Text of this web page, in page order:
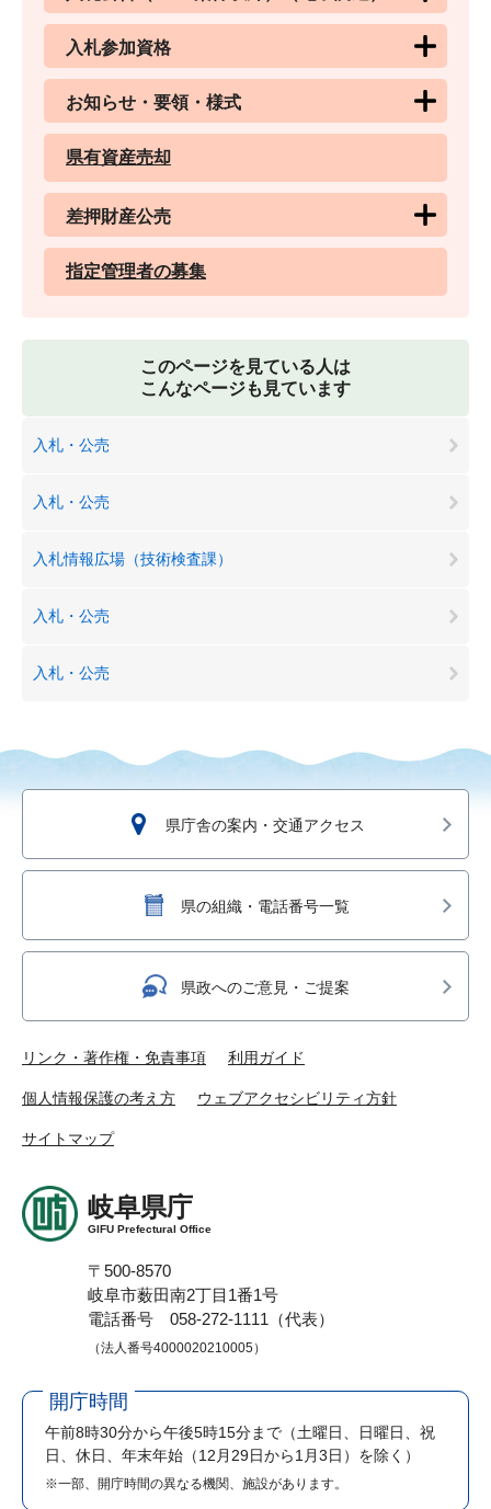
入札参加資格
お知らせ・要領・様式
県有資産売却
差押財産公売
指定管理者の募集
このページを見ている人は
こんなページも見ています
入札・公売
入札・公売
入札情報広場（技術検査課）
入札・公売
入札・公売
県庁舎の案内・交通アクセス
県の組織・電話番号一覧
県政へのご意見・ご提案
リンク・著作権・免責事項 利用ガイド
個人情報保護の考え方 ウェブアクセシビリティ方針
サイトマップ
岐阜県庁
GIFU Prefectural Office
〒500-8570
岐阜市薮田南2丁目1番1号
電話番号 058-272-1111（代表）
（法人番号4000020210005）
開庁時間
午前8時30分から午後5時15分まで （土曜日、日曜日、祝
日、休日、年末年始（12月29日から1月3日）を除く）
※一部、開庁時間の異なる機関、施設があります。